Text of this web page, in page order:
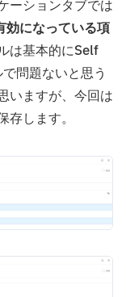
ーションタブでは
効になっている項
は基本的にSelf
問題ないと思う
いますが、今回は
します。